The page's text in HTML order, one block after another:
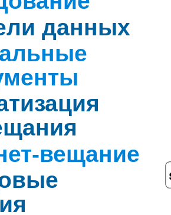
данных
вещание